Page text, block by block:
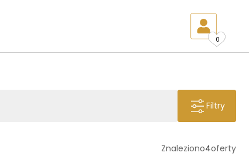
0
Filtry
Znaleziono4oferty